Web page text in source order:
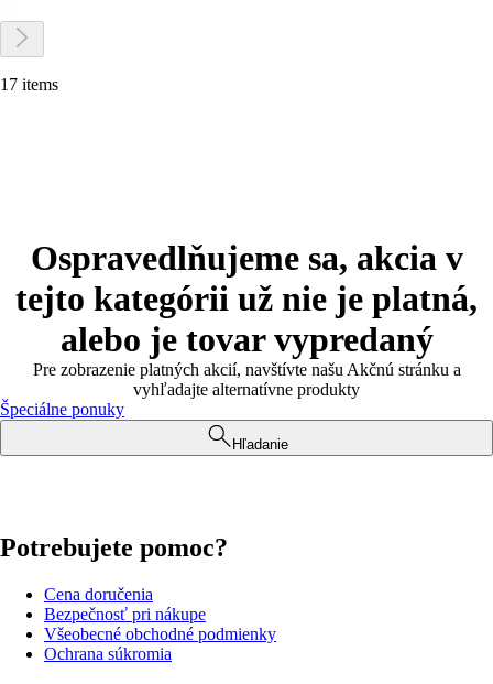
17 items
Ospravedlňujeme sa, akcia v
tejto kategórii už nie je platná,
alebo je tovar vypredaný
Pre zobrazenie platných akcií, navštívte našu Akčnú stránku a
vyhľadajte alternatívne produkty
Špeciálne ponuky
Hľadanie
Potrebujete pomoc?
Cena doručenia
Bezpečnosť pri nákupe
Všeobecné obchodné podmienky
Ochrana súkromia